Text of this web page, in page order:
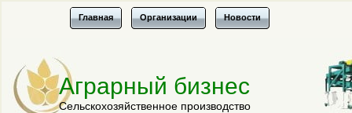
Главная Организации Новости
Аграрный бизнес
Сельскохозяйственное производство